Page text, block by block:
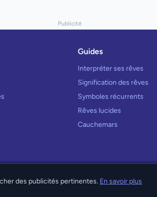
Publicité
Guides
Interpréter ses rêves
Signification des rêves
Symboles récurrents
Rêves lucides
Cauchemars
Interprétation des Rêves. Tous droits réservés.
des publicités pertinentes. En savoir plus